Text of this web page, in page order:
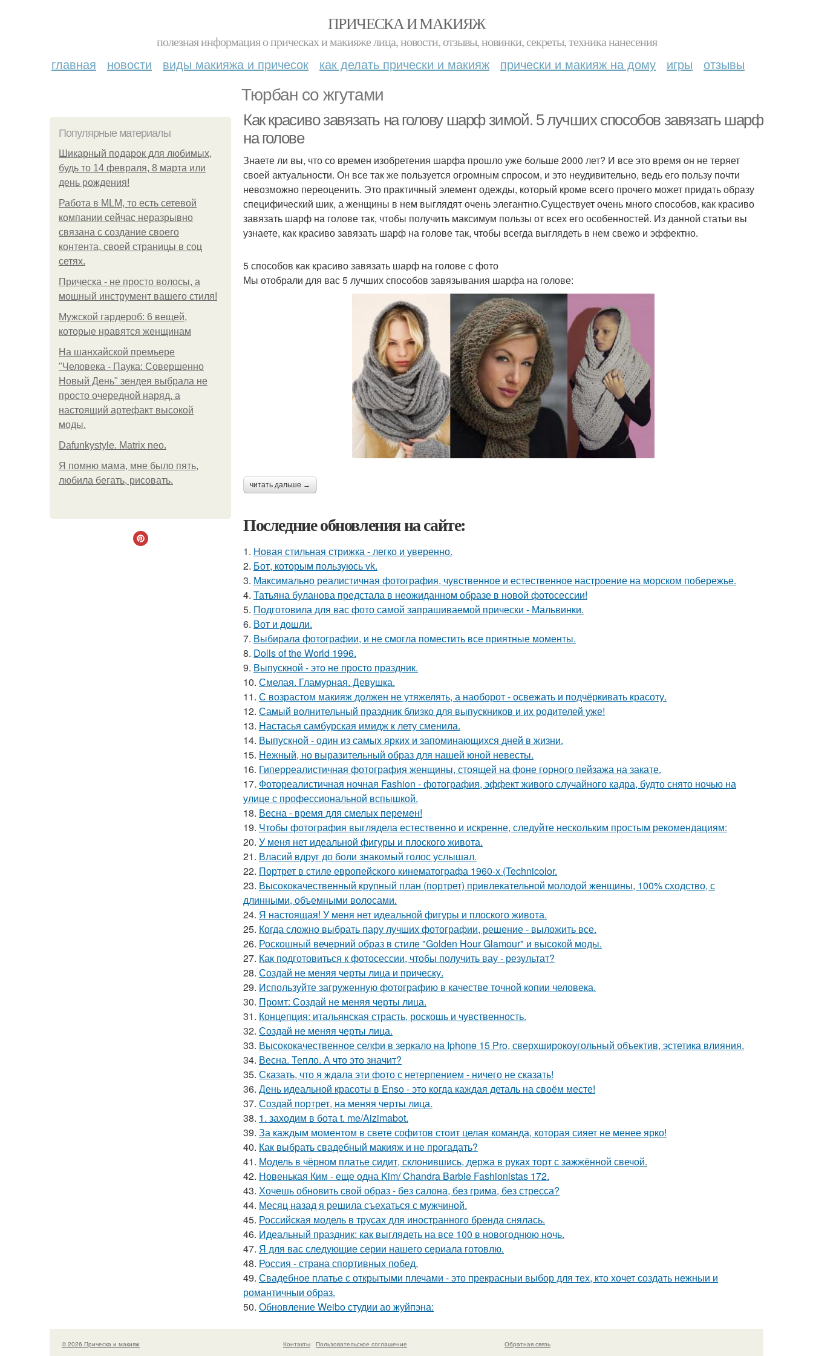
ПРИЧЕСКА И МАКИЯЖ
полезная информация о прическах и макияже лица, новости, отзывы, новинки, секреты, техника нанесения
главная новости виды макияжа и причесок как делать прически и макияж прически и макияж на дому игры отзывы
Тюрбан со жгутами
Популярные материалы
Шикарный подарок для любимых,
будь то 14 февраля, 8 марта или
день рождения!
Работа в MLM, то есть сетевой
компании сейчас неразрывно
связана с создание своего
контента, своей страницы в соц
сетях.
Прическа - не просто волосы, а
мощный инструмент вашего стиля!
Мужской гардероб: 6 вещей,
которые нравятся женщинам
На шанхайской премьере
"Человека - Паука: Совершенно
Новый День" зендея выбрала не
просто очередной наряд, а
настоящий артефакт высокой
моды.
Dafunkystyle. Matrix neo.
Я помню мама, мне было пять,
любила бегать, рисовать.
Как красиво завязать на голову шарф зимой. 5 лучших способов завязать шарф
на голове
Знаете ли вы, что со времен изобретения шарфа прошло уже больше 2000 лет? И все это время он не теряет
своей актуальности. Он все так же пользуется огромным спросом, и это неудивительно, ведь его пользу почти
невозможно переоценить. Это практичный элемент одежды, который кроме всего прочего может придать образу
специфический шик, а женщины в нем выглядят очень элегантно.Существует очень много способов, как красиво
завязать шарф на голове так, чтобы получить максимум пользы от всех его особенностей. Из данной статьи вы
узнаете, как красиво завязать шарф на голове так, чтобы всегда выглядеть в нем свежо и эффектно.
5 способов как красиво завязать шарф на голове с фото
Мы отобрали для вас 5 лучших способов завязывания шарфа на голове:
читать дальше →
Последние обновления на сайте:
1. Новая стильная стрижка - легко и уверенно.
2. Бот, которым пользуюсь vk.
3. Максимально реалистичная фотография, чувственное и естественное настроение на морском побережье.
4. Татьяна буланова предстала в неожиданном образе в новой фотосессии!
5. Подготовила для вас фото самой запрашиваемой прически - Мальвинки.
6. Вот и дошли.
7. Выбирала фотографии, и не смогла поместить все приятные моменты.
8. Dolls of the World 1996.
9. Выпускной - это не просто праздник.
10. Смелая. Гламурная. Девушка.
11. С возрастом макияж должен не утяжелять, а наоборот - освежать и подчёркивать красоту.
12. Самый волнительный праздник близко для выпускников и их родителей уже!
13. Настасья самбурская имидж к лету сменила.
14. Выпускной - один из самых ярких и запоминающихся дней в жизни.
15. Нежный, но выразительный образ для нашей юной невесты.
16. Гиперреалистичная фотография женщины, стоящей на фоне горного пейзажа на закате.
17. Фотореалистичная ночная Fashion - фотография, эффект живого случайного кадра, будто снято ночью на
улице с профессиональной вспышкой.
18. Весна - время для смелых перемен!
19. Чтобы фотография выглядела естественно и искренне, следуйте нескольким простым рекомендациям:
20. У меня нет идеальной фигуры и плоского живота.
21. Власий вдруг до боли знакомый голос услышал.
22. Портрет в стиле европейского кинематографа 1960-х (Technicolor.
23. Высококачественный крупный план (портрет) привлекательной молодой женщины, 100% сходство, с
длинными, объемными волосами.
24. Я настоящая! У меня нет идеальной фигуры и плоского живота.
25. Когда сложно выбрать пару лучших фотографии, решение - выложить все.
26. Роскошный вечерний образ в стиле "Golden Hour Glamour" и высокой моды.
27. Как подготовиться к фотосессии, чтобы получить вау - результат?
28. Создай не меняя черты лица и прическу.
29. Используйте загруженную фотографию в качестве точной копии человека.
30. Промт: Создай не меняя черты лица.
31. Концепция: итальянская страсть, роскошь и чувственность.
32. Создай не меняя черты лица.
33. Высококачественное селфи в зеркало на Iphone 15 Pro, сверхширокоугольный объектив, эстетика влияния.
34. Весна. Тепло. А что это значит?
35. Сказать, что я ждала эти фото с нетерпением - ничего не сказать!
36. День идеальной красоты в Enso - это когда каждая деталь на своём месте!
37. Создай портрет, на меняя черты лица.
38. 1. заходим в бота t. me/Aizimabot.
39. За каждым моментом в свете софитов стоит целая команда, которая сияет не менее ярко!
40. Как выбрать свадебный макияж и не прогадать?
41. Модель в чёрном платье сидит, склонившись, держа в руках торт с зажжённой свечой.
42. Новенькая Ким - еще одна Kim/ Chandra Barbie Fashionistas 172.
43. Хочешь обновить свой образ - без салона, без грима, без стресса?
44. Месяц назад я решила съехаться с мужчиной.
45. Российская модель в трусах для иностранного бренда снялась.
46. Идеальный праздник: как выглядеть на все 100 в новогоднюю ночь.
47. Я для вас следующие серии нашего сериала готовлю.
48. Россия - страна спортивных побед.
49. Свадебное платье с открытыми плечами - это прекрасныи выбор для тех, кто хочет создать нежныи и
романтичныи образ.
50. Обновление Weibo студии ао жуйпэна:
© 2026 Прическа и макияж Контакты
Пользовательское соглашение
Обратная связь